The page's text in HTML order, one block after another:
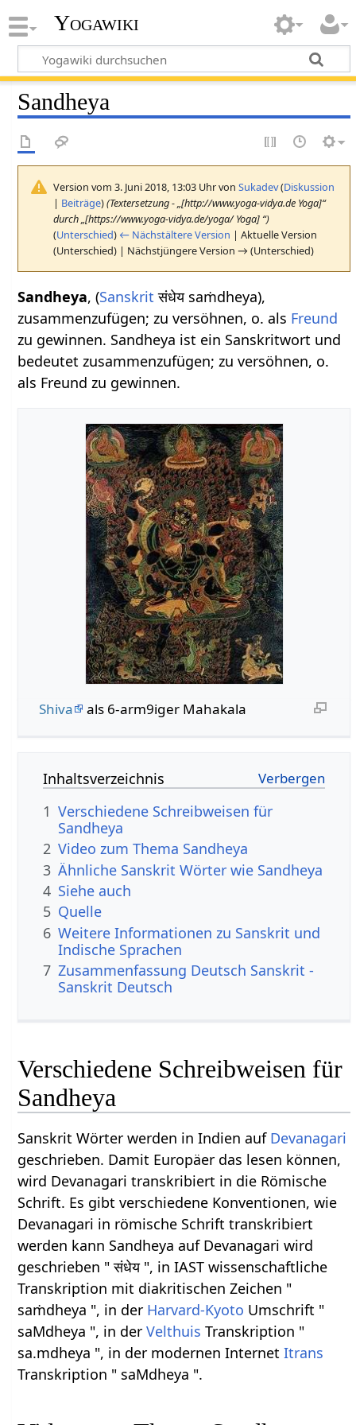
Yogawiki
Sandheya
Version vom 3. Juni 2018, 13:03 Uhr vonSukadev(Diskussion
| Beiträge)(Textersetzung - „[http://www.yoga-vidya.de Yoga]“
durch „[https://www.yoga-vidya.de/yoga/ Yoga] “)
(Unterschied) ← Nächstältere Version | Aktuelle Version
(Unterschied) | Nächstjüngere Version → (Unterschied)
Sandheya, (Sanskrit संधेय saṁdheya),
zusammenzufügen; zu versöhnen, o. als Freund
zu gewinnen. Sandheya ist ein Sanskritwort und
bedeutet zusammenzufügen; zu versöhnen, o.
als Freund zu gewinnen.
Shiva als 6-arm9iger Mahakala
Inhaltsverzeichnis
1 Verschiedene Schreibweisen für
Sandheya
2 Video zum Thema Sandheya
3 Ähnliche Sanskrit Wörter wie Sandheya
4 Siehe auch
5 Quelle
6 Weitere Informationen zu Sanskrit und
Indische Sprachen
7 Zusammenfassung Deutsch Sanskrit -
Sanskrit Deutsch
Verschiedene Schreibweisen für
Sandheya
Sanskrit Wörter werden in Indien auf Devanagari
geschrieben. Damit Europäer das lesen können,
wird Devanagari transkribiert in die Römische
Schrift. Es gibt verschiedene Konventionen, wie
Devanagari in römische Schrift transkribiert
werden kann Sandheya auf Devanagari wird
geschrieben " संधेय ", in IAST wissenschaftliche
Transkription mit diakritischen Zeichen "
saṁdheya ", in der Harvard-Kyoto Umschrift "
saMdheya ", in derVelthuis Transkription "
sa.mdheya ", in der modernen InternetItrans
Transkription " saMdheya ".